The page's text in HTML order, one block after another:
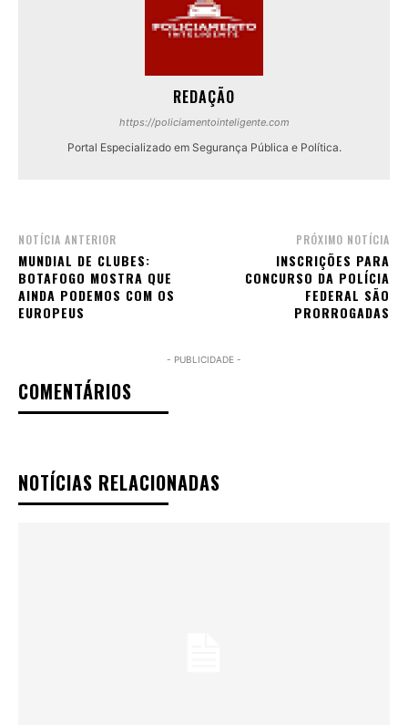
REDAÇÃO
https://policiamentointeligente.com
Portal Especializado em Segurança Pública e Política.
NOTÍCIA ANTERIOR
MUNDIAL DE CLUBES:
BOTAFOGO MOSTRA QUE
AINDA PODEMOS COM OS
EUROPEUS
PRÓXIMO NOTÍCIA
INSCRIÇÕES PARA
CONCURSO DA POLÍCIA
FEDERAL SÃO
PRORROGADAS
- PUBLICIDADE -
COMENTÁRIOS
NOTÍCIAS RELACIONADAS